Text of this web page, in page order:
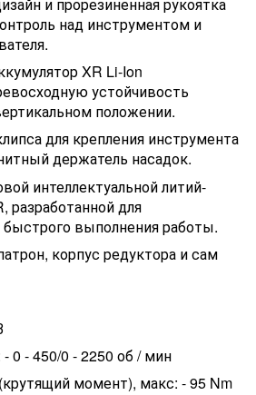
над инструментом и
XR Li-Ion
устойчивость
положении.
для крепления инструмента
держатель насадок.
интеллектуальной литий-
разработанной для
выполнения работы.
корпус редуктора и сам
0 - 450/0 - 2250 об / мин
момент), макс: - 95 Nm